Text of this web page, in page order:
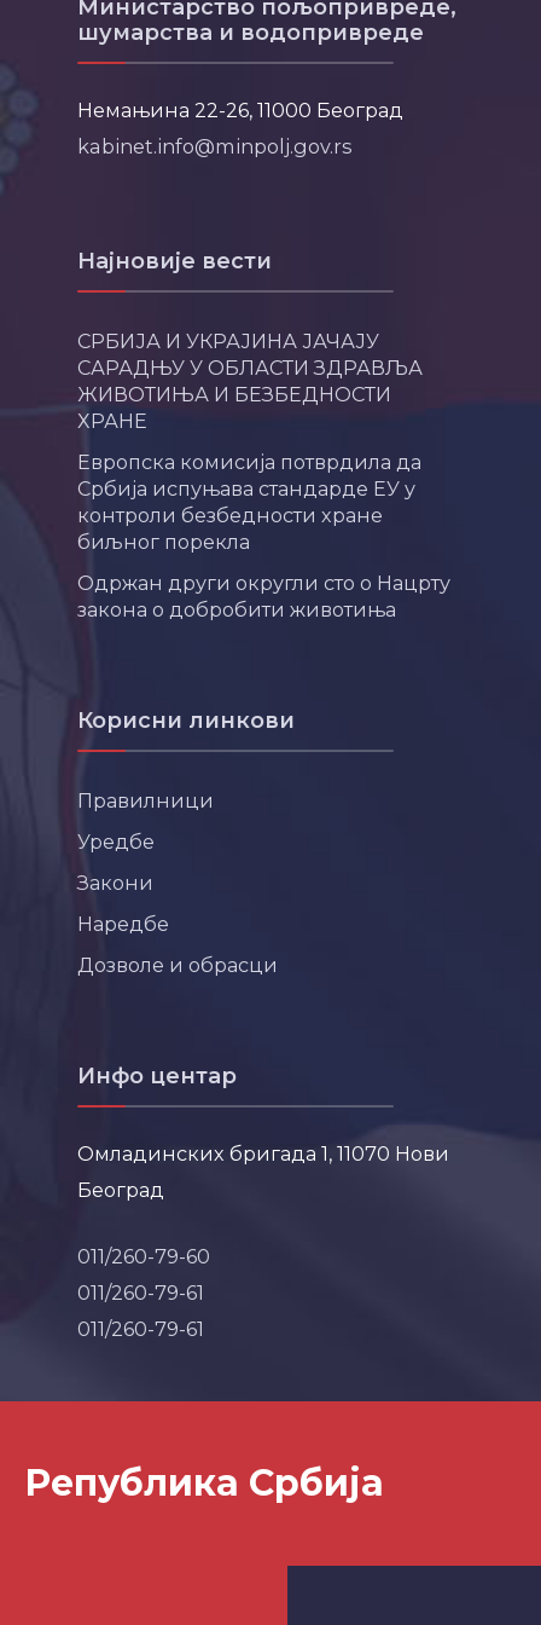
Министарство пољопривреде,
шумарства и водопривреде
Немањина 22-26, 11000 Београд
kabinet.info@minpolj.gov.rs
Најновије вести
СРБИЈА И УКРАЈИНА ЈАЧАЈУ
САРАДЊУ У ОБЛАСТИ ЗДРАВЉА
ЖИВОТИЊА И БЕЗБЕДНОСТИ
ХРАНЕ
Европска комисија потврдила да
Србија испуњава стандарде ЕУ у
контроли безбедности хране
биљног порекла
Одржан други округли сто о Нацрту
закона о добробити животиња
Корисни линкови
Правилници
Уредбе
Закони
Наредбе
Дозволе и обрасци
Инфо центар
Омладинских бригада 1, 11070 Нови
Београд
011/260-79-60
011/260-79-61
011/260-79-61
Република Србија